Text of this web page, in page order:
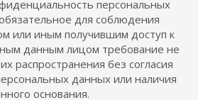
персональных
для соблюдения
или иным получившим доступ к
данным лицом требование не
распространения без согласия
данных или наличия
основания.